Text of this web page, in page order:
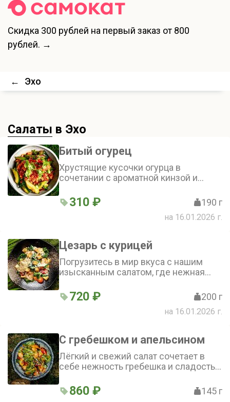
Скидка 300 рублей на первый заказ от 800
рублей. →
← Эхо
Салаты в Эхо
Битый огурец
Хрустящие кусочки огурца в
сочетании с ароматной кинзой и
свежий и острый вкус. Добавляет
остроты немного жгучего перца.
Салат яркий и насыщенный
310 ₽ 190 г
на 16.01.2026 г.
Цезарь с курицей
Погрузитесь в мир вкуса с нашим
изысканным салатом, где нежная
сочетается с хрустящими листьями
романо и сладковатыми томатами
черри, а соус «Цезарь» и пармезан
характер
720 ₽ 200 г
на 16.01.2026 г.
С гребешком и апельсином
Лёгкий и свежий салат сочетает в
себе нежность гребешка и сладость
мякоть апельсина гармонично
дополняют микс салатов. Фреш
860 ₽ 145 г